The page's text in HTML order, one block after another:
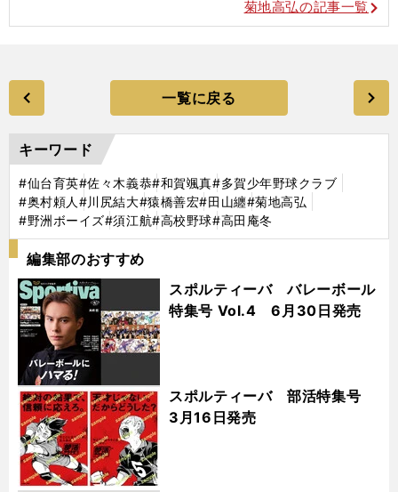
菊地高弘の記事一覧
一覧に戻る
キーワード
#仙台育英#佐々木義恭#和賀颯真#多賀少年野球クラブ
#奥村頼人 #川尻結大#猿橋善宏#田山纏#菊地高弘
#野洲ボーイズ#須江航#高校野球#高田庵冬
編集部のおすすめ
スポルティーバ バレーボール
特集号 Vol.4 6月30日発売
スポルティーバ 部活特集号
3月16日発売